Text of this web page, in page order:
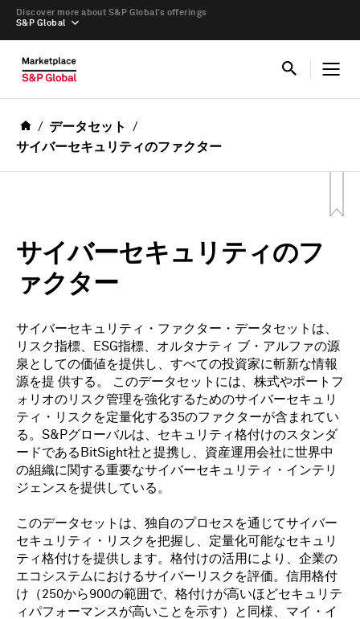
S&P Global
Discover more about S&P Global’s offerings
データセット
サイバーセキュリティのファクター
サイバーセキュリティのフ
ァクター
サイバーセキュリティ・ファクター・データセットは、
リスク指標、ESG指標、オルタナティ ブ・アルファの源
泉としての価値を提供し、すべての投資家に斬新な情報
源を提 供する。 このデータセットには、株式やポートフ
ォリオのリスク管理を強化するためのサイバーセキュリ
ティ・リスクを定量化する35のファクターが含まれてい
る。S&Pグローバルは、セキュリティ格付けのスタンダ
ードであるBitSight社と提携し、資産運用会社に世界中
の組織に関する重要なサイバーセキュリティ・インテリ
ジェンスを提供している。
このデータセットは、独自のプロセスを通じてサイバー
セキュリティ・リスクを把握し、定量化可能なセキュリ
ティ格付けを提供します。格付けの活用により、企業の
エコシステムにおけるサイバーリスクを評価。信用格付
け（250から900の範囲で、格付けが高いほどセキュリテ
ィパフォーマンスが高いことを示す）と同様、マイ・イ